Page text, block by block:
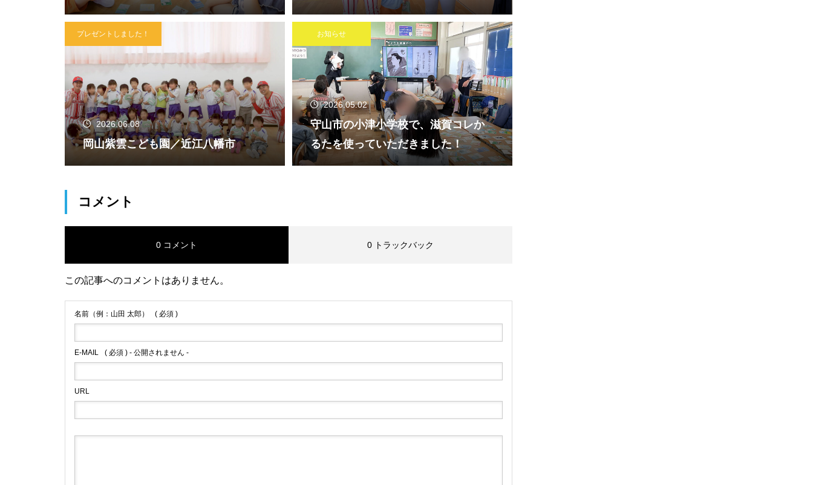
プレゼントしました！
2026.06.08
岡山紫雲こども園／近江八幡市
お知らせ
2026.05.02
守山市の小津小学校で、滋賀コレか
るたを使っていただきました！
コメント
0 コメント 0 トラックバック
この記事へのコメントはありません。
名前（例：山田 太郎） ( 必須 )
E-MAIL ( 必須 ) - 公開されません -
URL